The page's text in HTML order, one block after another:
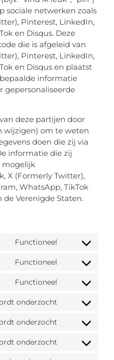
sociale netwerken zoals
Pinterest, LinkedIn,
en Disqus. Deze
die is afgeleid van
Pinterest, LinkedIn,
en Disqus en plaatst
informatie
gepersonaliseerde
deze partijen door
wijzigen) om te weten
doen die zij via
informatie die zij
mogelijk
X (Formerly Twitter),
WhatsApp, TikTok
de Verenigde Staten.
Functioneel
Functioneel
Functioneel
onderzocht
onderzocht
onderzocht